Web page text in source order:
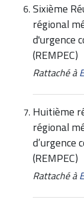
Sixième
régional
d'urgence
(REMPEC)
Rattaché à
Huitième
régional
d’urgence
(REMPEC)
Rattaché à